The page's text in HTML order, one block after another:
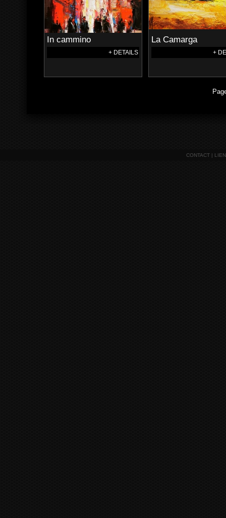
In cammino
+ DETAILS
La Camarga
+
CONTACT |